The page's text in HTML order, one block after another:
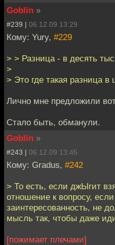
Goblin »
#239 | 06.12.09 13:29
Кому: Yury, #229
> > Разница - в десять
>
> Это где такая разница в
Лично мне предложили
Стало быть, обманули.
Goblin »
#243 | 06.12.09 13:45
Кому: Gradus, #242
> То есть, если джЫгит
отношение к вопросу,
заинтересованность, не
мысль так, чтобы даже
[пожимает плечами]